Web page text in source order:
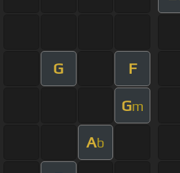
G F
Gm
Ab